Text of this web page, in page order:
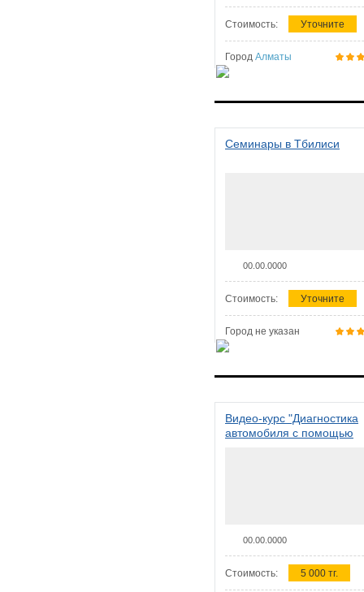
Стоимость: Уточните
Город Алматы
Семинары в Тбилиси
00.00.0000
Стоимость: Уточните
Город не указан
Видео-курс "Диагностика
автомобиля с помощью
00.00.0000
Стоимость: 5 000 тг.